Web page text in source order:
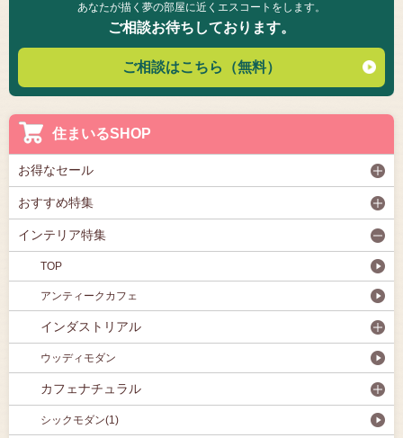
あなたが描く夢の部屋に近くエスコートをします。
ご相談お待ちしております。
ご相談はこちら（無料）
住まいるSHOP
お得なセール
おすすめ特集
インテリア特集
TOP
アンティークカフェ
インダストリアル
ウッディモダン
カフェナチュラル
シックモダン(1)